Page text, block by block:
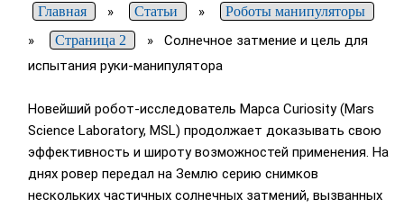
Главная » Статьи » Роботы манипуляторы
» Страница 2 » Солнечное затмение и цель для
испытания руки-манипулятора
Новейший робот-исследователь Марса Curiosity (Mars
Science Laboratory, MSL) продолжает доказывать свою
эффективность и широту возможностей применения. На
днях ровер передал на Землю серию снимков
нескольких частичных солнечных затмений, вызванных